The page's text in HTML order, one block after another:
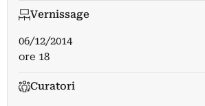
Vernissage
06/12/2014
ore 18
Curatori